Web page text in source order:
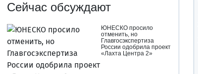
Сейчас обсуждают
ЮНЕСКО просило
отменить, но
Главгосэкспертиза
России одобрила проект
«Лахта Центра 2»